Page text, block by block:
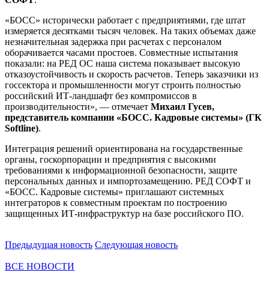
«БОСС» исторически работает с предприятиями, где штат
измеряется десятками тысяч человек. На таких объемах даже
незначительная задержка при расчетах с персоналом
оборачивается часами простоев. Совместные испытания
показали: на РЕД ОС наша система показывает высокую
отказоустойчивость и скорость расчетов. Теперь заказчики из
госсектора и промышленности могут строить полностью
российский ИТ-ландшафт без компромиссов в
производительности», — отмечает Михаил Гусев,
представитель компании «БОСС. Кадровые системы» (ГК
Softline).
Интеграция решений ориентирована на государственные
органы, госкорпорации и предприятия с высокими
требованиями к информационной безопасности, защите
персональных данных и импортозамещению. РЕД СОФТ и
«БОСС. Кадровые системы» приглашают системных
интеграторов к совместным проектам по построению
защищенных ИТ-инфраструктур на базе российского ПО.
Предыдущая новость Следующая новость
ВСЕ НОВОСТИ